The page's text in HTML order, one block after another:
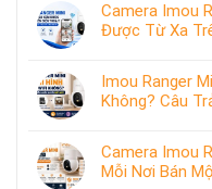
Camera Imou
Được Từ Xa
Imou Ranger
Không? Câu
Camera Imou
Mỗi Nơi Bán